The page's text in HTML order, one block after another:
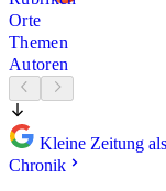
Orte
Themen
Autoren
Kleine Zeitung
Chronik